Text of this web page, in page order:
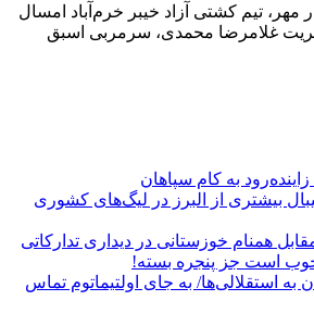
مهر، تیم کشتی آزاد خیبر خرم‌آباد امسال
غلامرضا محمدی، سرمربی اسبق
به کام سپاهان
بیشتری از البرز در لیگ‌های کشوری
همنام خوزستانی در دیداری تدارکاتی
خوب است جز پنجره بسته!
به استقلالی‌ها/ به جای اولتیماتوم تماس